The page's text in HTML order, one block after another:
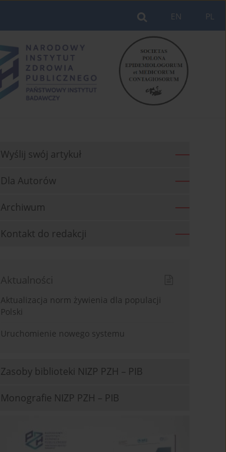
PL
EN
Wyślij swój artykuł
Dla Autorów
Archiwum
Kontakt do redakcji
Aktualności
Aktualizacja norm żywienia dla populacji
Polski
Uruchomienie nowego systemu
Zasoby biblioteki NIZP PZH – PIB
Monografie NIZP PZH – PIB